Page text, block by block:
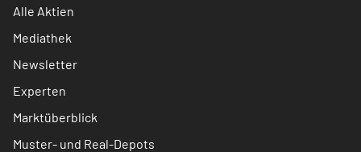
Alle Aktien
Mediathek
Newsletter
Experten
Marktüberblick
Muster- und Real-Depots